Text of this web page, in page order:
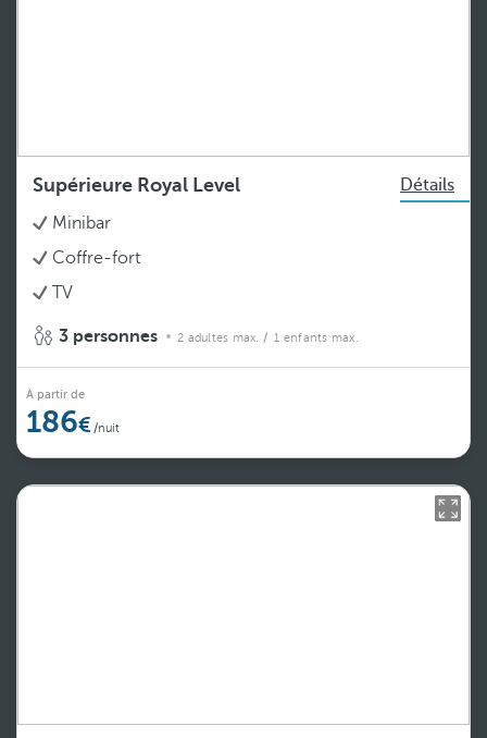
Supérieure Royal Level
Détails
Minibar
Coffre-fort
TV
3 personnes 2 adultes max. / 1 enfants max.
À partir de
186 /nuit